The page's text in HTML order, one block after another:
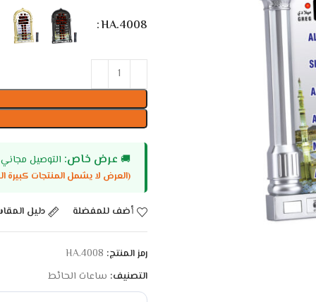
HA.4008
🚚 عرض خاص: التوصيل مجاني عند وصول
(العرض لا يشمل المنتجات كبيرة
أضف للمفضلة دليل
رمز المنتج: HA.4008
التصنيف: ساعات الحائط